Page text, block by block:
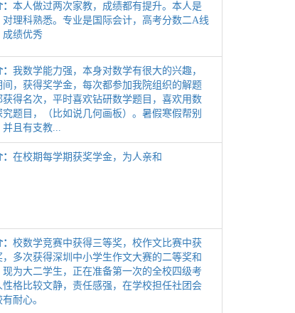
本人做过两次家教，成绩都有提升。本人是
对理科熟悉。专业是国际会计，高考分数二A线
成绩优秀
我数学能力强，本身对数学有很大的兴趣，
间，获得奖学金，每次都参加我院组织的解题
获得名次，平时喜欢钻研数学题目，喜欢用数
题目，（比如说几何画板）。暑假寒假帮别
并且有支教...
在校期每学期获奖学金，为人亲和
校数学竞赛中获得三等奖，校作文比赛中获
，多次获得深圳中小学生作文大赛的二等奖和
现为大二学生，正在准备第一次的全校四级考
性格比较文静，责任感强，在学校担任社团会
耐心。